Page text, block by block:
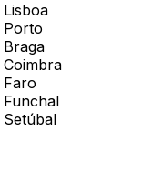
Lisboa
Porto
Braga
Coimbra
Faro
Funchal
Setúbal